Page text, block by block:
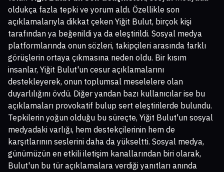
oldukça fazla tepki ve yorum aldı. Özellikle son
açıklamalarıyla dikkat çeken Yiğit Bulut, birçok kişi
tarafından ya beğenildi ya da eleştirildi. Sosyal medya
platformlarında onun sözleri, takipçileri arasında farklı
görüşlerin ortaya çıkmasına neden oldu. Bir kısım
insanlar, Yiğit Bulut'un cesur açıklamalarını
destekleyerek, onun toplumsal meselelere olan
duyarlılığını övdü. Diğer yandan bazı kullanıcılar ise bu
açıklamaları provokatif bulup sert eleştirilerde bulundu.
Tepkilerin yoğun olduğu bu süreçte, Yiğit Bulut'un sosyal
medyadaki varlığı, hem destekçilerinin hem de
karşıtlarının seslerini daha da yükseltti. Sosyal medya,
günümüzün en etkili iletişim kanallarından biri olarak,
Bulut'un bu tür açıklamalara verdiği yanıtları anında